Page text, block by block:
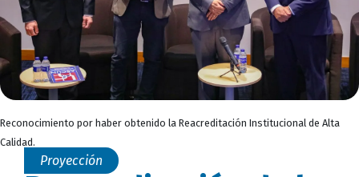
Reconocimiento por haber obtenido la Reacreditación Institucional de Alta
Calidad.
Proyección